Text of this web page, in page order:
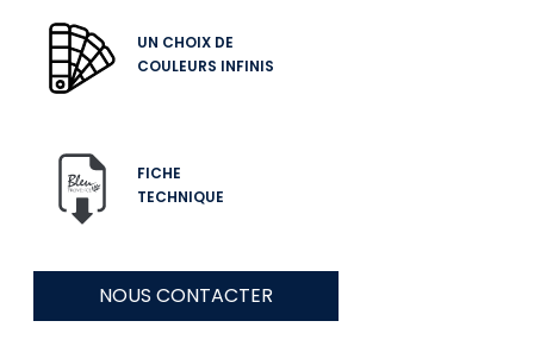
UN CHOIX DE
COULEURS INFINIS
FICHE
TECHNIQUE
NOUS CONTACTER